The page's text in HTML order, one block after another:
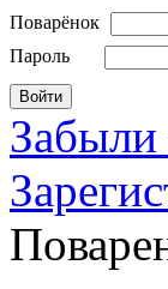
Поварёнок
Пароль
Забыли